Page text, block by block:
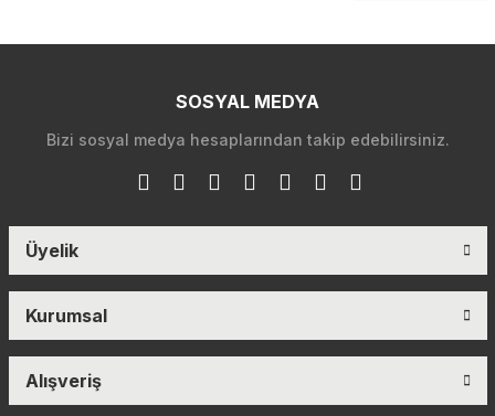
SOSYAL MEDYA
Bizi sosyal medya hesaplarından takip edebilirsiniz.
Üyelik
Kurumsal
Alışveriş